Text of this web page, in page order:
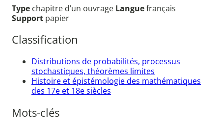
Type chapitre d’un ouvrage Languefrançais
Support papier
Classification
Distributions de probabilités, processus
stochastiques, théorèmes limites
Histoire et épistémologie des mathématiques
des 17e et 18e siècles
Mots-clés